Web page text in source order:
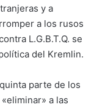
y a
a los rusos
L.G.B.T.Q. se
del Kremlin.
parte de los
a las